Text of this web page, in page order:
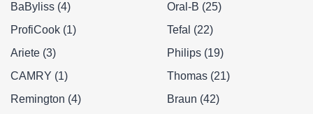
BaByliss (4)
Oral-B (25)
ProfiCook (1)
Tefal (22)
Ariete (3)
Philips (19)
CAMRY (1)
Thomas (21)
Remington (4)
Braun (42)